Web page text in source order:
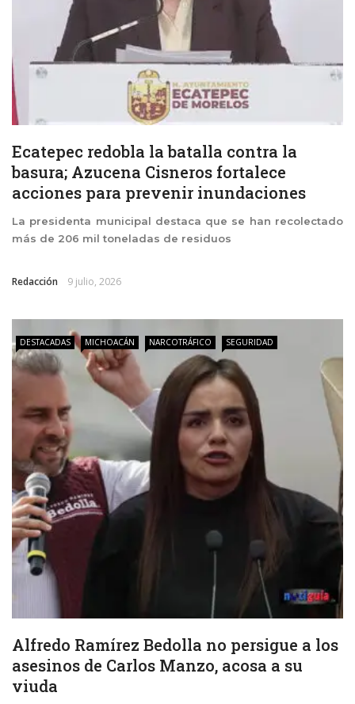
Ecatepec redobla la batalla contra la
basura; Azucena Cisneros fortalece
acciones para prevenir inundaciones
La presidenta municipal destaca que se han recolectado
más de 206 mil toneladas de residuos
Redacción 9 julio, 2026
DESTACADAS MICHOACÁN NARCOTRÁFICO SEGURIDAD
Alfredo Ramírez Bedolla no persigue a los
asesinos de Carlos Manzo, acosa a su
viuda